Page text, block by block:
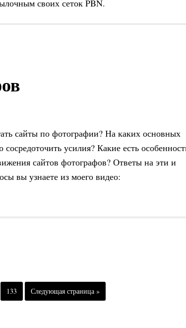
своих сеток PBN.
сайты по фотографии? На каких основных
сосредоточить усилия? Какие есть
сайтов фотографов? Ответы на эти и
вы узнаете из моего видео:
133 Следующая страница »